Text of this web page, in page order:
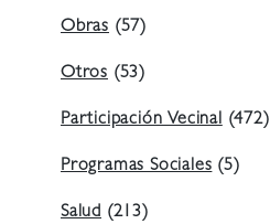
Obras (57)
Otros (53)
Participación Vecinal (472)
Programas Sociales (5)
Salud (213)